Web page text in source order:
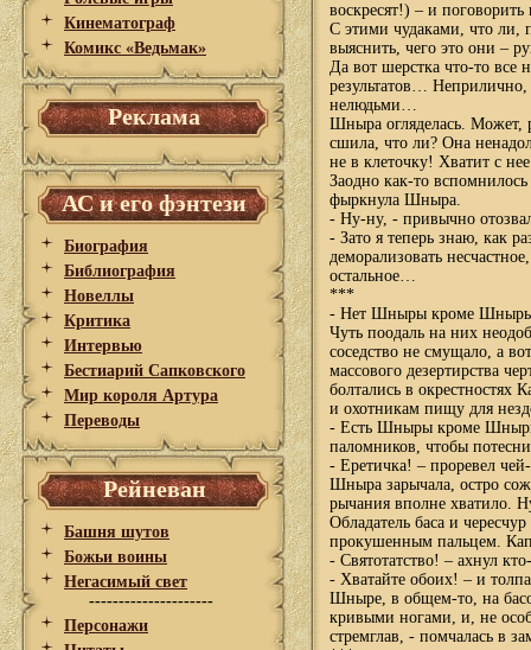
Кинематограф
Комикс «Ведьмак»
Реклама
АС и его фэнтези
Биография
Библиография
Новеллы
Критика
Интервью
Бестиарий Сапковского
Мир короля Артура
Переводы
Рейневан
Башня шутов
Божьи воины
Негасимый свет
---------------------
Персонажи
воскресят!) – и
С этими чудаками, что ли,
выяснить, чего это они –
Да вот шерстка что-то
результатов…
нелюдьми…
Шныра огляделась. Может,
сшила, что ли? Она
не в клеточку! Хватит с
Заодно как-то
фыркнула Шныра.
- Ну-ну, - привычно
- Зато я теперь знаю, как
деморализовать
остальное…
***
- Нет Шныры кроме Шныры,
Чуть поодаль на них
соседство не смущало, а
массового дезертирства
болтались в окрестностях
и охотникам пищу для
- Есть Шныры кроме
паломников, чтобы
- Еретичка! – проревел
Шныра зарычала, остро
рычания вполне хватило.
Обладатель баса и
прокушенным пальцем.
- Святотатство! – ахнул
- Хватайте обоих! – и
Шныре, в общем-то, на
кривыми ногами, и, не
стремглав, - помчалась в